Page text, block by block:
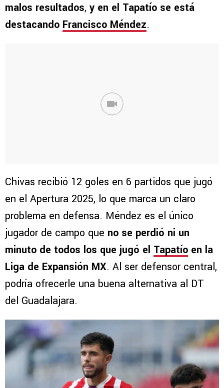
malos resultados, y en el Tapatío se está
destacando Francisco Méndez.
Chivas recibió 12 goles en 6 partidos que jugó
en el Apertura 2025, lo que marca un claro
problema en defensa. Méndez es el único
jugador de campo que no se perdió ni un
minuto de todos los que jugó el Tapatío en la
Liga de Expansión MX. Al ser defensor central,
podría ofrecerle una buena alternativa al DT
del Guadalajara.